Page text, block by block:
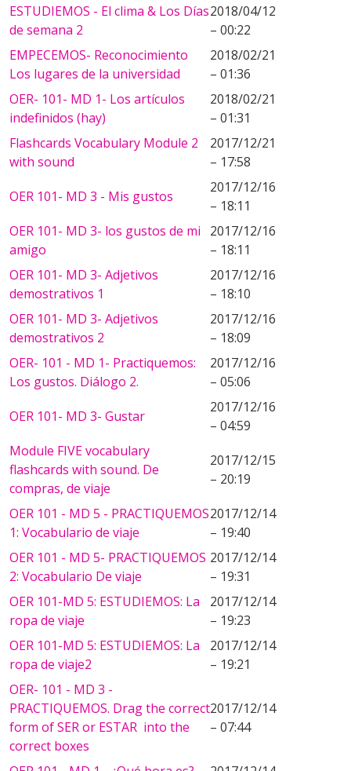
ESTUDIEMOS - El clima & Los Días
de semana 2
2018/04/12
– 00:22
EMPECEMOS- Reconocimiento
Los lugares de la universidad
2018/02/21
– 01:36
OER- 101- MD 1- Los artículos
indefinidos (hay)
2018/02/21
– 01:31
Flashcards Vocabulary Module 2
with sound
2017/12/21
– 17:58
OER 101- MD 3 - Mis gustos
2017/12/16
– 18:11
OER 101- MD 3- los gustos de mi
amigo
2017/12/16
– 18:11
OER 101- MD 3- Adjetivos
demostrativos 1
2017/12/16
– 18:10
OER 101- MD 3- Adjetivos
demostrativos 2
2017/12/16
– 18:09
OER- 101 - MD 1- Practiquemos:
Los gustos. Diálogo 2.
2017/12/16
– 05:06
OER 101- MD 3- Gustar
2017/12/16
– 04:59
Module FIVE vocabulary
flashcards with sound. De
compras, de viaje
2017/12/15
– 20:19
OER 101 - MD 5 - PRACTIQUEMOS
1: Vocabulario de viaje
2017/12/14
– 19:40
OER 101 - MD 5- PRACTIQUEMOS
2: Vocabulario De viaje
2017/12/14
– 19:31
OER 101-MD 5: ESTUDIEMOS: La
ropa de viaje
2017/12/14
– 19:23
OER 101-MD 5: ESTUDIEMOS: La
ropa de viaje2
2017/12/14
– 19:21
OER- 101 - MD 3 -
PRACTIQUEMOS. Drag the correct
form of SER or ESTAR into the
correct boxes
2017/12/14
– 07:44